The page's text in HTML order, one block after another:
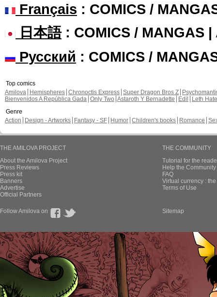
Français : COMICS /
日本語: COMICS / MANGAS |
Русский : COMICS /
Top comics
Amilova
Hemispheres Chronoctis Express Super Dragon Bros Z
Bienvenidos A República Gada Only Two Astaroth Y Bernadette Edil
Leth Hate
Genre
Action
Design - Artworks Fantasy - SF Humor Children's books Romance
THE AMILOVA PROJECT
About the Amilova Project
Press Reviews
Press kit
Banners
Advertise
Official Partners
THE COMMUNITY
Tutorial for the
Help the
FAQ
Virtual currency :
Terms of Use
Follow Amilova on Sitemap